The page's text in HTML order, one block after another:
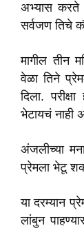
अभ्यास करते
सर्वजण तिचे
मागील तीन
वेळा तिने
दिला.
भेटायचं नाही
अंजलीच्या
प्रेमला भेटू
या दरम्यान
लांबुन